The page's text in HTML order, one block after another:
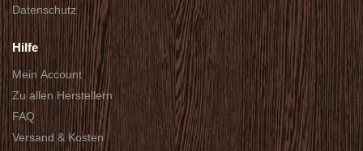
Datenschutz
Hilfe
Mein Account
Zu allen Herstellern
FAQ
Versand & Kosten